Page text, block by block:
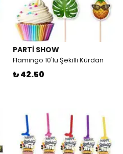
PARTİ SHOW
Flamingo 10'lu Şekilli Kürdan
₺ 42.50